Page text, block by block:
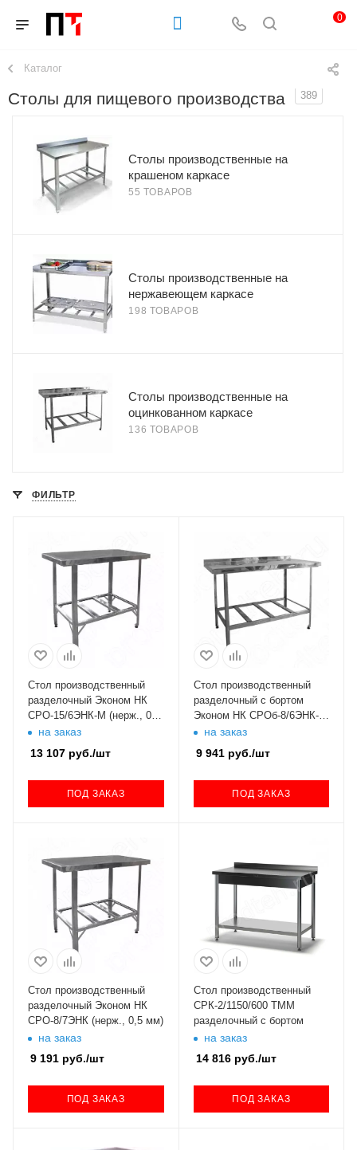
0
Каталог
Столы для пищевого производства 389
Столы производственные на
крашеном каркасе
55 ТОВАРОВ
Столы производственные на
нержавеющем каркасе
198 ТОВАРОВ
Столы производственные на
оцинкованном каркасе
136 ТОВАРОВ
ФИЛЬТР
Стол производственный
разделочный Эконом НК
СРО-15/6ЭНК-М (нерж., 0.5
мм)на заказ
13 107 руб./шт
ПОД ЗАКАЗ
Стол производственный
разделочный с бортом
Эконом НК СРОб-8/6ЭНК-М
(нерж., 0.5 мм)
на заказ
9 941руб./шт
ПОД ЗАКАЗ
Стол производственный
разделочный Эконом НК
СРО-8/7ЭНК (нерж., 0,5 мм)
на заказ
9 191 руб./шт
ПОД ЗАКАЗ
Стол производственный
СРК-2/1150/600 ТММ
разделочный с бортом
на заказ
14 816руб./шт
ПОД ЗАКАЗ